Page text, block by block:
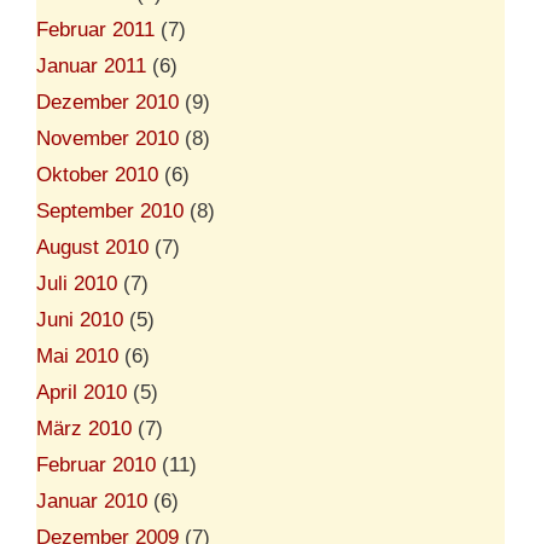
Februar 2011 (7)
Januar 2011 (6)
Dezember 2010 (9)
November 2010 (8)
Oktober 2010 (6)
September 2010 (8)
August 2010 (7)
Juli 2010 (7)
Juni 2010 (5)
Mai 2010 (6)
April 2010 (5)
März 2010 (7)
Februar 2010 (11)
Januar 2010 (6)
Dezember 2009 (7)